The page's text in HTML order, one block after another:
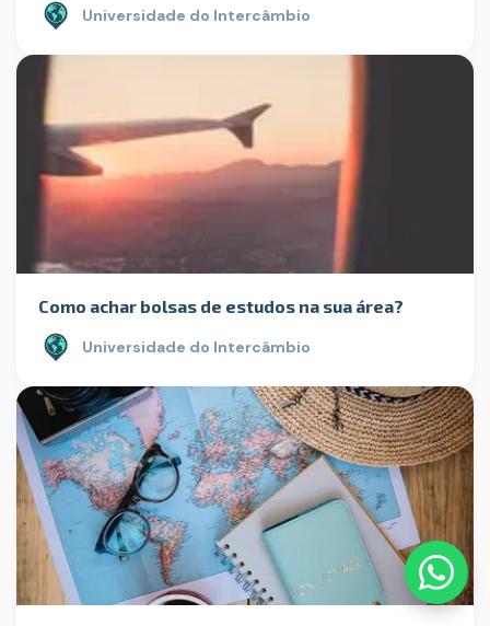
Universidade do Intercâmbio
Como achar bolsas de estudos na sua área?
Universidade do Intercâmbio